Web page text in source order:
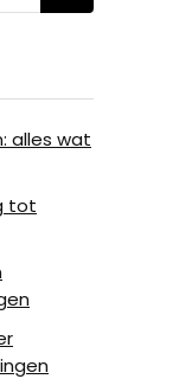
alles wat
tot